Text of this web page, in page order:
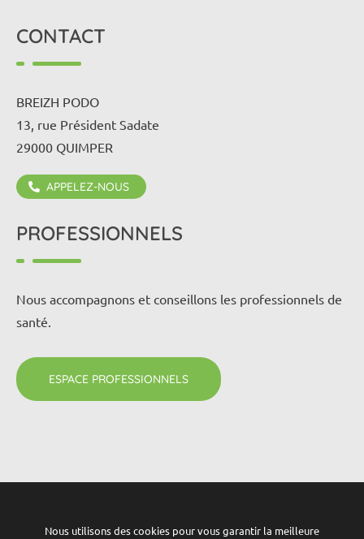
CONTACT
BREIZH PODO
13, rue Président Sadate
29000 QUIMPER
APPELEZ-NOUS
PROFESSIONNELS
Nous accompagnons et conseillons les professionnels de
santé.
ESPACE PROFESSIONNELS
Nous utilisons des cookies pour vous garantir la meilleure